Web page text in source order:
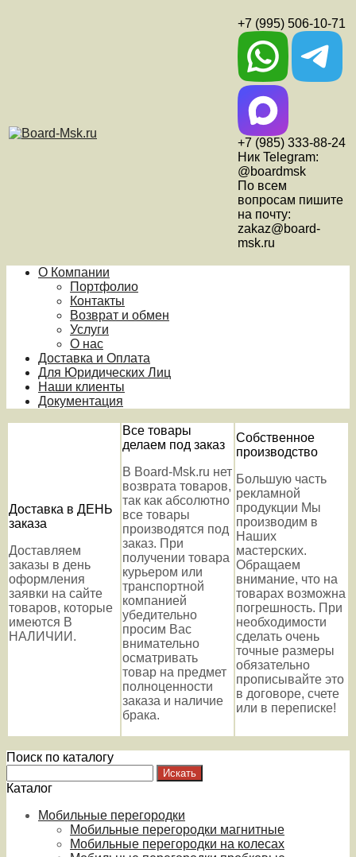
+7 (995) 506-10-71
+7 (985) 333-88-24
Ник Telegram:
@boardmsk
По всем
вопросам пишите
на почту:
zakaz@board-
msk.ru
О Компании
Портфолио
Контакты
Возврат и обмен
Услуги
О нас
Доставка и Оплата
Для Юридических Лиц
Наши клиенты
Документация
Доставка в ДЕНЬ
заказа
Доставляем
заказы в день
оформления
заявки на сайте
товаров, которые
имеются В
НАЛИЧИИ.
Все товары
делаем под заказ
В Board-Msk.ru нет
возврата товаров,
так как абсолютно
все товары
производятся под
заказ. При
получении товара
курьером или
транспортной
компанией
убедительно
просим Вас
внимательно
осматривать
товар на предмет
полноценности
заказа и наличие
брака.
Собственное
производство
Большую часть
рекламной
продукции Мы
производим в
Наших
мастерских.
Обращаем
внимание, что на
товарах возможна
погрешность. При
необходимости
сделать очень
точные размеры
обязательно
прописывайте это
в договоре, счете
или в переписке!
Поиск по каталогу
Каталог
Мобильные перегородки
Мобильные перегородки магнитные
Мобильные перегородки на колесах